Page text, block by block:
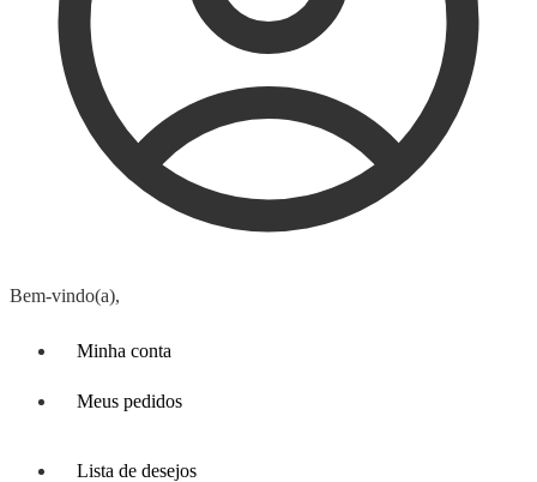
Bem-vindo(a),
Minha conta
Meus pedidos
Lista de desejos